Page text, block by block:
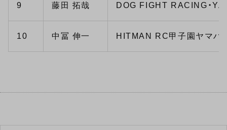
9 藤田 拓哉 DOG FIGHT RACING・
10 中冨 伸一 HITMAN RC甲子園ヤマハ